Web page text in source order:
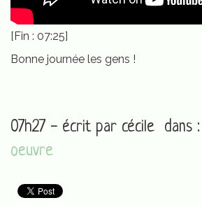
[Fin : 07:25]
Bonne journée les gens !
07h27 - écrit par cécile dans :
oeuvre